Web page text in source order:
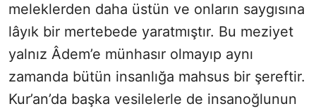
meleklerden daha üstün ve onların saygısına
lâyık bir mertebede yaratmıştır. Bu meziyet
yalnız Âdem’e münhasır olmayıp aynı
zamanda bütün insanlığa mahsus bir şereftir.
Kur’an’da başka vesilelerle de insanoğlunun